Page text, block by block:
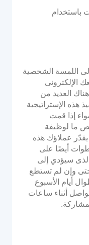
باستخدام
إلى اللمسة الشخصية
الإلكترونى
العديد من
هذه الإستراتيجية
إذا قمت
ما لوظيفة
عملاؤك هذه
أيضًا على
سيؤدي إلى
وإن لم تستطع
أيام الأسبوع
أثناء ساعات